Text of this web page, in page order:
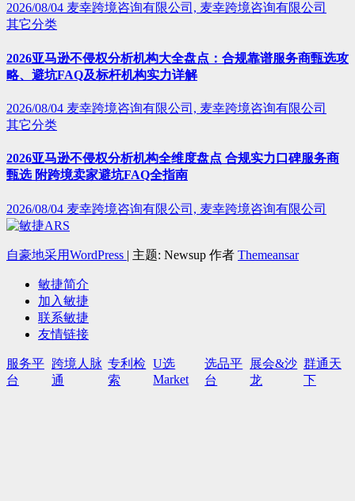
2026/08/04 麦幸跨境咨询有限公司, 麦幸跨境咨询有限公司
其它分类
2026亚马逊不侵权分析机构大全盘点：合规靠谱服务商甄选攻
略、避坑FAQ及标杆机构实力详解
2026/08/04 麦幸跨境咨询有限公司, 麦幸跨境咨询有限公司
其它分类
2026亚马逊不侵权分析机构全维度盘点 合规实力口碑服务商
甄选 附跨境卖家避坑FAQ全指南
2026/08/04 麦幸跨境咨询有限公司, 麦幸跨境咨询有限公司
自豪地采用WordPress | 主题: Newsup 作者 Themeansar
敏捷简介
加入敏捷
联系敏捷
友情链接
服务平
台
跨境人脉
通
专利检
索
U选
Market
选品平
台
展会&沙
龙
群通天
下